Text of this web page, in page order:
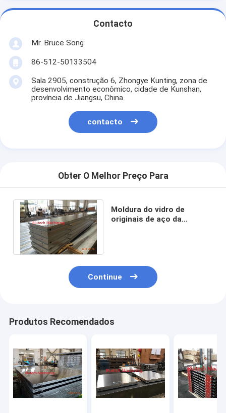
Contacto
Mr. Bruce Song
86-512-50133504
Sala 2905, construção 6, Zhongye Kunting, zona de
desenvolvimento econômico, cidade de Kunshan,
província de Jiangsu, China
contacto
Obter O Melhor Preço Para
Moldura do vidro de
originais de aço da
Continue
Produtos Recomendados